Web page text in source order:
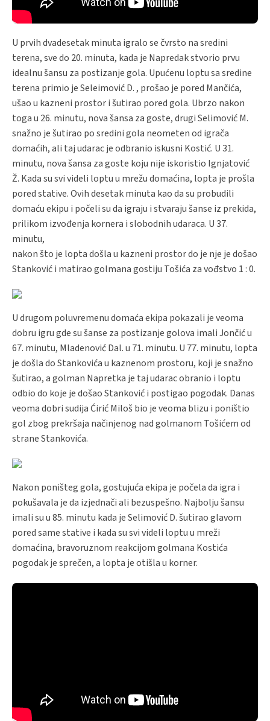
U prvih dvadesetak minuta igralo se čvrsto na sredini
terena, sve do 20. minuta, kada je Napredak stvorio prvu
idealnu šansu za postizanje gola. Upućenu loptu sa sredine
terena primio je Seleimović D. , prošao je pored Mančića,
ušao u kazneni prostor i šutirao pored gola. Ubrzo nakon
toga u 26. minutu, nova šansa za goste, drugi Selimović M.
snažno je šutirao po sredini gola neometen od igrača
domaćih, ali taj udarac je odbranio iskusni Kostić. U 31.
minutu, nova šansa za goste koju nije iskoristio Ignjatović
Ž. Kada su svi videli loptu u mrežu domaćina, lopta je prošla
pored stative. Ovih desetak minuta kao da su probudili
domaću ekipu i počeli su da igraju i stvaraju šanse iz prekida,
prilikom izvođenja kornera i slobodnih udaraca. U 37.
minutu,
nakon što je lopta došla u kazneni prostor do je nje je došao
Stanković i matirao golmana gostiju Tošića za vođstvo 1 : 0.
U drugom poluvremenu domaća ekipa pokazali je veoma
dobru igru gde su šanse za postizanje golova imali Jončić u
67. minutu, Mladenović Dal. u 71. minutu. U 77. minutu, lopta
je došla do Stankovića u kaznenom prostoru, koji je snažno
šutirao, a golman Napretka je taj udarac obranio i loptu
odbio do koje je došao Stanković i postigao pogodak. Danas
veoma dobri sudija Ćirić Miloš bio je veoma blizu i poništio
gol zbog prekršaja načinjenog nad golmanom Tošićem od
strane Stankovića.
Nakon poništeg gola, gostujuća ekipa je počela da igra i
pokušavala je da izjednači ali bezuspešno. Najbolju šansu
imali su u 85. minutu kada je Selimović D. šutirao glavom
pored same stative i kada su svi videli loptu u mreži
domaćina, bravoruznom reakcijom golmana Kostića
pogodak je sprečen, a lopta je otišla u korner.